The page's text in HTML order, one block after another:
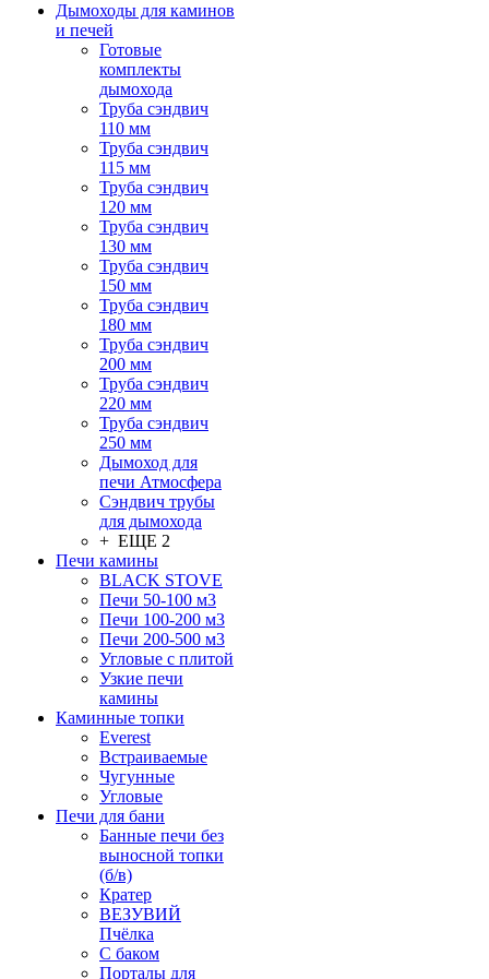
Дымоходы для каминов
и печей
Готовые
комплекты
дымохода
Труба сэндвич
110 мм
Труба сэндвич
115 мм
Труба сэндвич
120 мм
Труба сэндвич
130 мм
Труба сэндвич
150 мм
Труба сэндвич
180 мм
Труба сэндвич
200 мм
Труба сэндвич
220 мм
Труба сэндвич
250 мм
Дымоход для
печи Атмосфера
Сэндвич трубы
для дымохода
+ ЕЩЕ 2
Печи камины
BLACK STOVE
Печи 50-100 м3
Печи 100-200 м3
Печи 200-500 м3
Угловые с плитой
Узкие печи
камины
Каминные топки
Everest
Встраиваемые
Чугунные
Угловые
Печи для бани
Банные печи без
выносной топки
(б/в)
Кратер
ВЕЗУВИЙ
Пчёлка
С баком
Порталы для